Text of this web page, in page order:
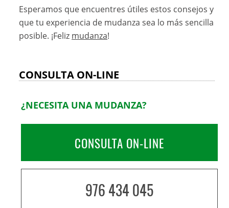
Esperamos que encuentres útiles estos consejos y
que tu experiencia de mudanza sea lo más sencilla
posible. ¡Feliz mudanza!
CONSULTA ON-LINE
¿NECESITA UNA MUDANZA?
CONSULTA ON-LINE
976 434 045